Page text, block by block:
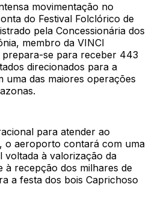
movimentação no
do Festival Folclórico de
pela Concessionária dos
membro da VINCI
se para receber 443
direcionados para a
uma das maiores operações
para atender ao
o aeroporto contará com uma
voltada à valorização da
à recepção dos milhares de
a festa dos bois Caprichoso